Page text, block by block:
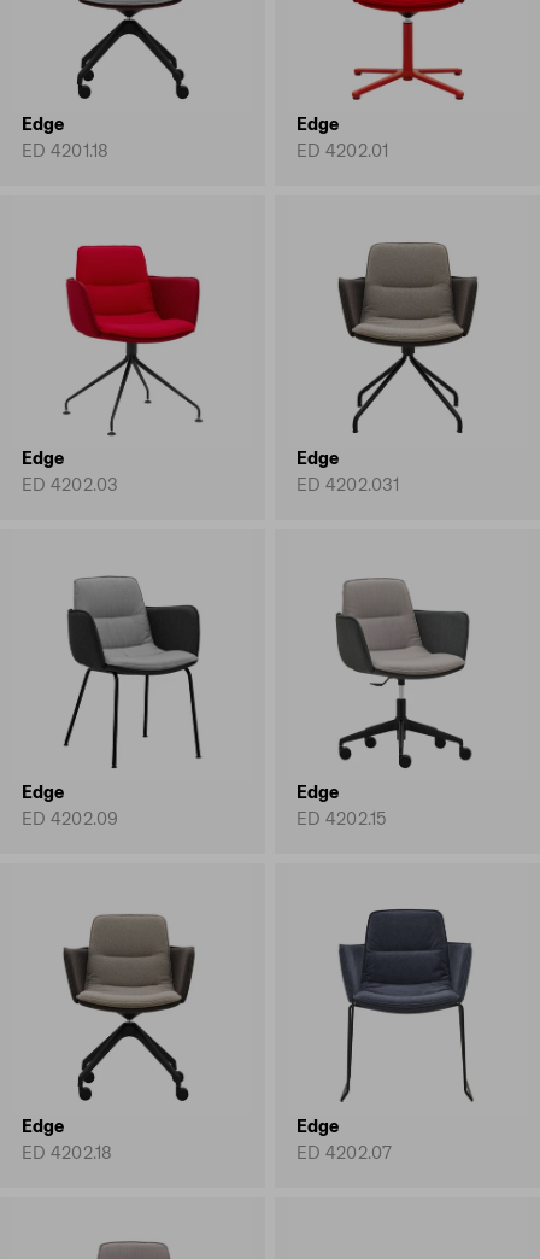
Edge
ED 4201.18
Edge
ED 4202.01
Edge
ED 4202.03
Edge
ED 4202.031
Edge
ED 4202.09
Edge
ED 4202.15
Edge
ED 4202.18
Edge
ED 4202.07